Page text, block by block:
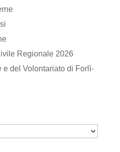
Regionale 2026
e del Volontariato di Forlì-